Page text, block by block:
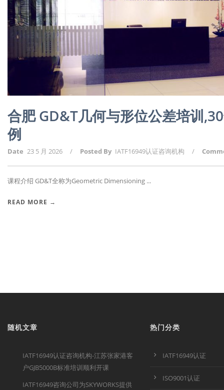
合肥 GD&T几何与形位公差培训
例
Date 23 5 月 2026 / Posted By IATF16949认证咨询机构 /
课程介绍 GD&T全称为Geometric Dimensioning ...
READ MORE →
随机文章
IATF16949认证咨询机构-江苏张家港客
户GJB5000B标准培训顺利开课
IATF16949咨询公司为SKYWORKS提供
热门分类
IATF16949认证
ISO9001认证